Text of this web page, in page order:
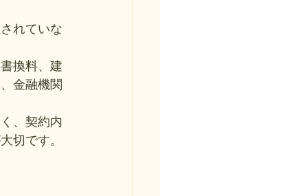
れていな
換料、建
金融機関
、契約内
切です。